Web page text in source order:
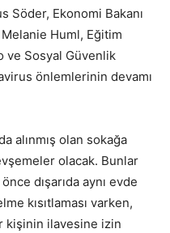
Söder, Ekonomi Bakanı
Melanie Huml, Eğitim
ve Sosyal Güvenlik
önlemlerinin devamı
alınmış olan sokağa
olacak. Bunlar
dışarıda aynı evde
kısıtlaması varken,
kişinin ilavesine izin